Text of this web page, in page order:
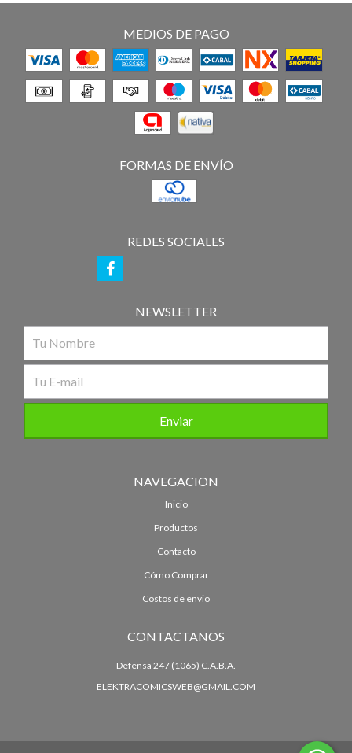
MEDIOS DE PAGO
FORMAS DE ENVÍO
REDES SOCIALES
NEWSLETTER
NAVEGACION
Inicio
Productos
Contacto
Cómo Comprar
Costos de envio
CONTACTANOS
Defensa 247 (1065) C.A.B.A.
ELEKTRACOMICSWEB@GMAIL.COM